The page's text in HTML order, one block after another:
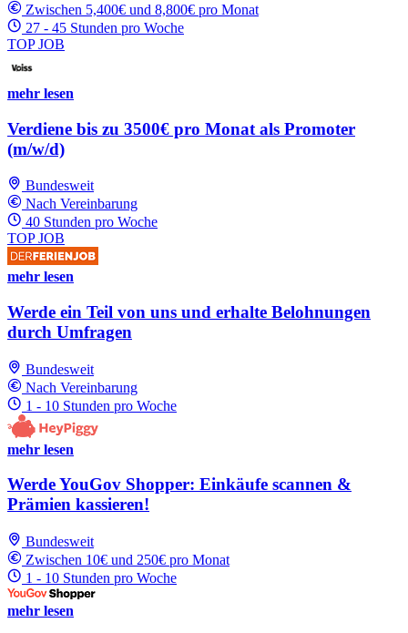
Zwischen 5,400€ und 8,800€ pro Monat
27 - 45 Stunden pro Woche
TOP JOB
mehr lesen
Verdiene bis zu 3500€ pro Monat als Promoter
(m/w/d)
Bundesweit
Nach Vereinbarung
40 Stunden pro Woche
TOP JOB
mehr lesen
Werde ein Teil von uns und erhalte Belohnungen
durch Umfragen
Bundesweit
Nach Vereinbarung
1 - 10 Stunden pro Woche
mehr lesen
Werde YouGov Shopper: Einkäufe scannen &
Prämien kassieren!
Bundesweit
Zwischen 10€ und 250€ pro Monat
1 - 10 Stunden pro Woche
mehr lesen